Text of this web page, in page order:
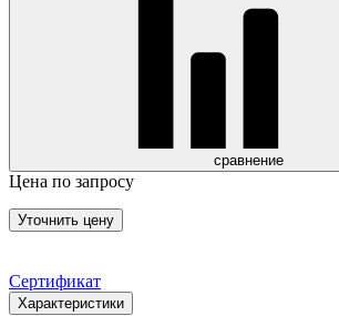
сравнение
Цена по запросу
Уточнить цену
Сертификат
Характеристики